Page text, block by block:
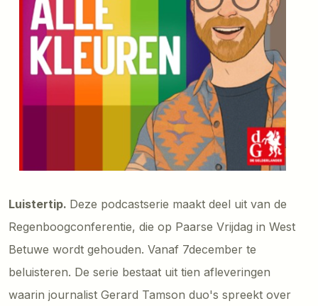
Luistertip. Deze podcastserie maakt deel uit van de
Regenboogconferentie, die op Paarse Vrijdag in West
Betuwe wordt gehouden. Vanaf 7december te
beluisteren. De serie bestaat uit tien afleveringen
waarin journalist Gerard Tamson duo's spreekt over